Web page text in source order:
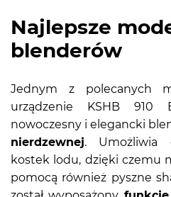
Najlepsze
blenderów
Jednym z polecanych
urządzenie KSHB
nowoczesny i elegancki
nierdzewnej. Umożliwia
kostek lodu, dzięki czemu
pomocą również pyszne